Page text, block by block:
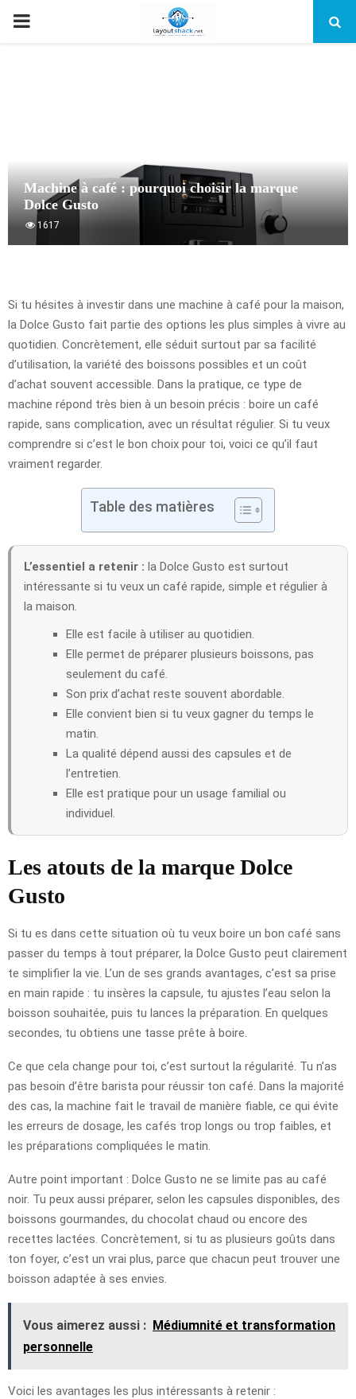
PRIMARY
Machine à café : pourquoi choisir la marque
Dolce Gusto
1617
Si tu hésites à investir dans une machine à café pour la maison,
la Dolce Gusto fait partie des options les plus simples à vivre au
quotidien. Concrètement, elle séduit surtout par sa facilité
d’utilisation, la variété des boissons possibles et un coût
d’achat souvent accessible. Dans la pratique, ce type de
machine répond très bien à un besoin précis : boire un café
rapide, sans complication, avec un résultat régulier. Si tu veux
comprendre si c’est le bon choix pour toi, voici ce qu’il faut
vraiment regarder.
Table des matières
L’essentiel a retenir : la Dolce Gusto est surtout
intéressante si tu veux un café rapide, simple et régulier à
la maison.
Elle est facile à utiliser au quotidien.
Elle permet de préparer plusieurs boissons, pas
seulement du café.
Son prix d’achat reste souvent abordable.
Elle convient bien si tu veux gagner du temps le
matin.
La qualité dépend aussi des capsules et de
l’entretien.
Elle est pratique pour un usage familial ou
individuel.
Les atouts de la marque Dolce
Gusto
Si tu es dans cette situation où tu veux boire un bon café sans
passer du temps à tout préparer, la Dolce Gusto peut clairement
te simplifier la vie. L’un de ses grands avantages, c’est sa prise
en main rapide : tu insères la capsule, tu ajustes l’eau selon la
boisson souhaitée, puis tu lances la préparation. En quelques
secondes, tu obtiens une tasse prête à boire.
Ce que cela change pour toi, c’est surtout la régularité. Tu n’as
pas besoin d’être barista pour réussir ton café. Dans la majorité
des cas, la machine fait le travail de manière fiable, ce qui évite
les erreurs de dosage, les cafés trop longs ou trop faibles, et
les préparations compliquées le matin.
Autre point important : Dolce Gusto ne se limite pas au café
noir. Tu peux aussi préparer, selon les capsules disponibles, des
boissons gourmandes, du chocolat chaud ou encore des
recettes lactées. Concrètement, si tu as plusieurs goûts dans
ton foyer, c’est un vrai plus, parce que chacun peut trouver une
boisson adaptée à ses envies.
Vous aimerez aussi : Médiumnité et transformation
personnelle
Voici les avantages les plus intéressants à retenir :